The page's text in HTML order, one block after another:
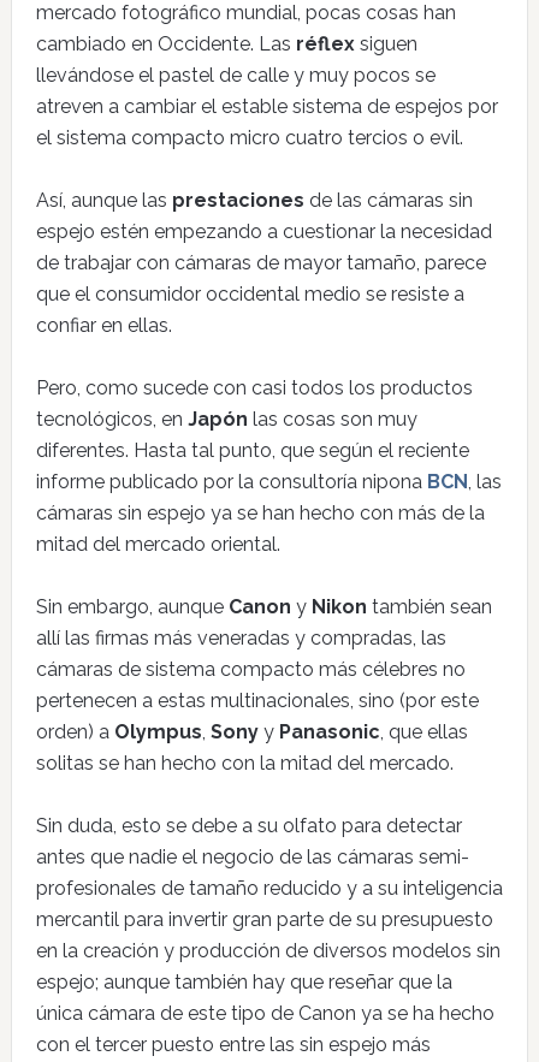
mercado fotográfico mundial, pocas cosas han
cambiado en Occidente. Las réflexsiguen
llevándose el pastel de calle y muy pocos se
atreven a cambiar el estable sistema de espejos por
el sistema compacto micro cuatro tercios o evil.
Así, aunque las prestaciones de las cámaras sin
espejo estén empezando a cuestionar la necesidad
de trabajar con cámaras de mayor tamaño, parece
que el consumidor occidental medio se resiste a
confiar en ellas.
Pero, como sucede con casi todos los productos
tecnológicos, en Japón las cosas son muy
diferentes. Hasta tal punto, que según el reciente
informe publicado por la consultoría nipona BCN, las
cámaras sin espejo ya se han hecho con más de la
mitad del mercado oriental.
Sin embargo, aunque Canon y Nikon también sean
allí las firmas más veneradas y compradas, las
cámaras de sistema compacto más célebres no
pertenecen a estas multinacionales, sino (por este
orden) a Olympus, Sonyy Panasonic, que ellas
solitas se han hecho con la mitad del mercado.
Sin duda, esto se debe a su olfato para detectar
antes que nadie el negocio de las cámaras semi-
profesionales de tamaño reducido y a su inteligencia
mercantil para invertir gran parte de su presupuesto
en la creación y producción de diversos modelos sin
espejo; aunque también hay que reseñar que la
única cámara de este tipo de Canon ya se ha hecho
con el tercer puesto entre las sin espejo más